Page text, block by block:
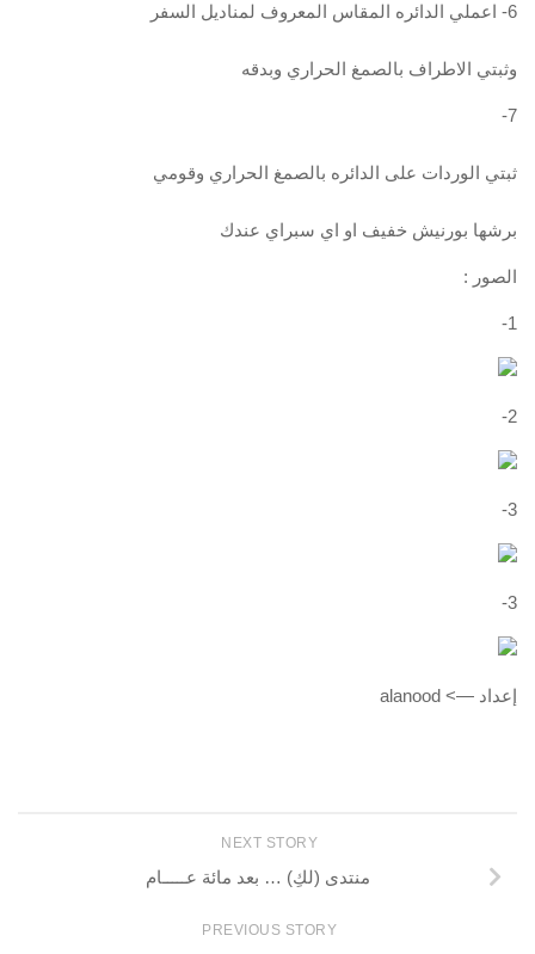
6- اعملي الدائره المقاس المعروف لمناديل السفر
وثبتي الاطراف بالصمغ الحراري وبدقه
7-
ثبتي الوردات على الدائره بالصمغ الحراري وقومي
برشها بورنيش خفيف او اي سبراي عندك
الصور :
1-
2-
3-
3-
إعداد —> alanood
NEXT STORY
منتدى (لكِ) … بعد مائة عـــــام
PREVIOUS STORY